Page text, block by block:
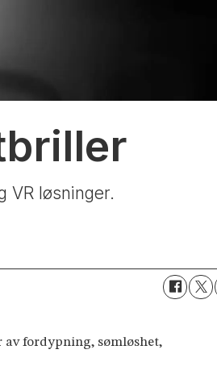
VR løsninger.
fordypning, sømløshet,